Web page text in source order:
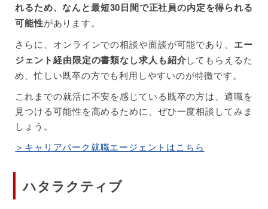
れるため、なんと最短30日間で正社員の内定を得られる
可能性があります。
さらに、オンラインでの相談や面談が可能であり、 エー
ジェント経由限定の書類なし求人も紹介してもらえるた
め、忙しい既卒の方でも利用しやすいのが特徴です。
これまでの就活に不安を感じている既卒の方は、適職を
見つける可能性を高めるために、ぜひ一度相談してみま
しょう。
＞キャリアパーク就職エージェントはこちら
ハタラクティブ